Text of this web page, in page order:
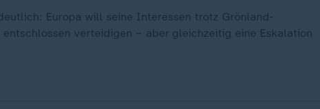
Europa will seine Interessen trotz Grönland-
entschlossen verteidigen – aber gleichzeitig eine Eskalation